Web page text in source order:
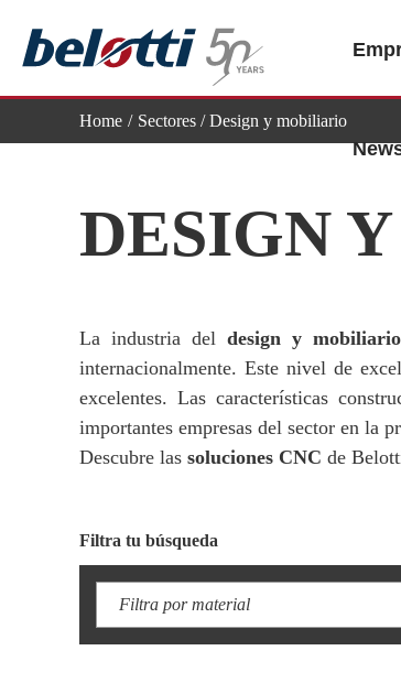
content
Home Sectores / Design y mobiliario
DESIGN
La industria del design y mobiliario
internacionalmente. Este nivel de
excelentes. Las características
importantes empresas del sector en la
Descubre las soluciones CNC de
Filtra tu búsqueda
Filtra por material